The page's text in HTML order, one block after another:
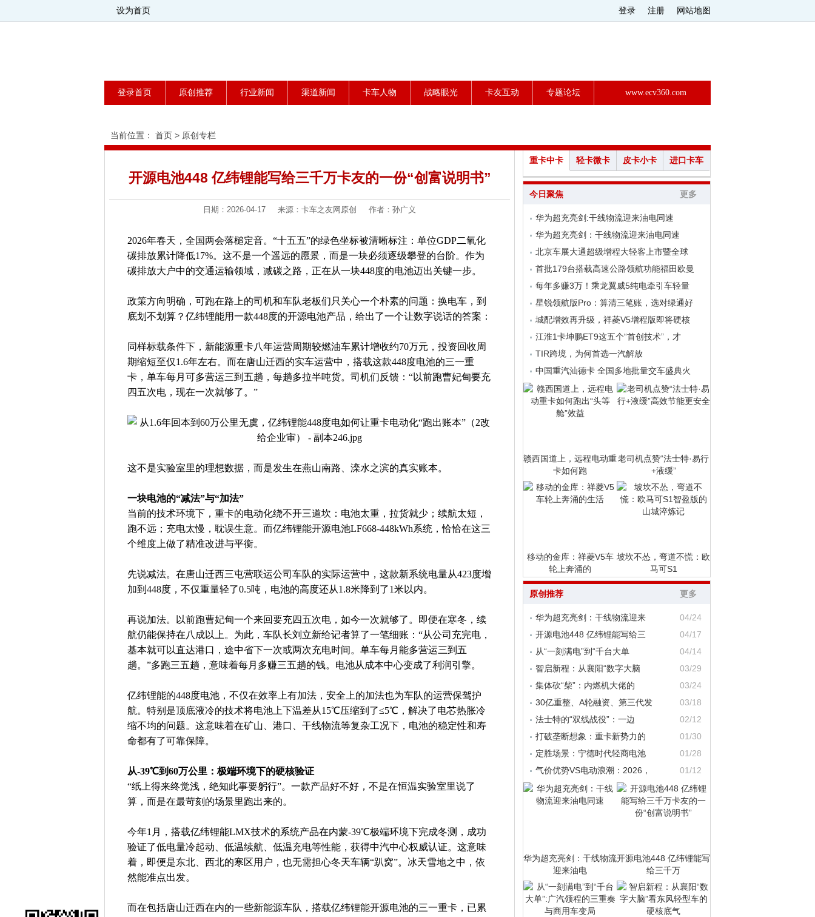
设为首页 登录 注册 网站地图
登录首页 原创推荐 行业新闻 渠道新闻 卡车人物 战略眼光 卡友互动 专题论坛 www.ecv360.com
当前位置： 首页 > 原创专栏
开源电池448 亿纬锂能写给三千万卡友的一份“创富说明书”
日期：2026-04-17 来源：卡车之友网原创 作者：孙广义
2026年春天，全国两会落槌定音。“十五五”的绿色坐标被清晰标注：单位GDP二氧化
碳排放累计降低17%。这不是一个遥远的愿景，而是一块必须逐级攀登的台阶。作为
碳排放大户中的交通运输领域，减碳之路，正在从一块448度的电池迈出关键一步。
政策方向明确，可跑在路上的司机和车队老板们只关心一个朴素的问题：换电车，到
底划不划算？亿纬锂能用一款448度的开源电池产品，给出了一个让数字说话的答案：
同样标载条件下，新能源重卡八年运营周期较燃油车累计增收约70万元，投资回收周
期缩短至仅1.6年左右。而在唐山迁西的实车运营中，搭载这款448度电池的三一重
卡，单车每月可多营运三到五趟，每趟多拉半吨货。司机们反馈：“以前跑曹妃甸要充
四五次电，现在一次就够了。”
这不是实验室里的理想数据，而是发生在燕山南路、滦水之滨的真实账本。
一块电池的“减法”与“加法”
当前的技术环境下，重卡的电动化绕不开三道坎：电池太重，拉货就少；续航太短，
跑不远；充电太慢，耽误生意。而亿纬锂能开源电池LF668-448kWh系统，恰恰在这三
个维度上做了精准改进与平衡。
先说减法。在唐山迁西三屯营联运公司车队的实际运营中，这款新系统电量从423度增
加到448度，不仅重量轻了0.5吨，电池的高度还从1.8米降到了1米以内。
再说加法。以前跑曹妃甸一个来回要充四五次电，如今一次就够了。即便在寒冬，续
航仍能保持在八成以上。为此，车队长刘立新给记者算了一笔细账：“从公司充完电，
基本就可以直达港口，途中省下一次或两次充电时间。单车每月能多营运三到五
趟。”多跑三五趟，意味着每月多赚三五趟的钱。电池从成本中心变成了利润引擎。
亿纬锂能的448度电池，不仅在效率上有加法，安全上的加法也为车队的运营保驾护
航。特别是顶底液冷的技术将电池上下温差从15℃压缩到了≤5℃，解决了电芯热胀冷
缩不均的问题。这意味着在矿山、港口、干线物流等复杂工况下，电池的稳定性和寿
命都有了可靠保障。
从-39℃到60万公里：极端环境下的硬核验证
“纸上得来终觉浅，绝知此事要躬行”。一款产品好不好，不是在恒温实验室里说了
算，而是在最苛刻的场景里跑出来的。
今年1月，搭载亿纬锂能LMX技术的系统产品在内蒙-39℃极端环境下完成冬测，成功
验证了低电量冷起动、低温续航、低温充电等性能，获得中汽中心权威认证。这意味
着，即便是东北、西北的寒区用户，也无需担心冬天车辆“趴窝”。冰天雪地之中，依
然能准点出发。
而在包括唐山迁西在内的一些新能源车队，搭载亿纬锂能开源电池的三一重卡，已累
重卡中卡 轻卡微卡 皮卡小卡 进口卡车
今日聚焦 更多
华为超充亮剑:干线物流迎来油电同速
华为超充亮剑：干线物流迎来油电同速
北京车展大通超级增程大轻客上市暨全球
首批179台搭载高速公路领航功能福田欧曼
每年多赚3万！乘龙翼威5纯电牵引车轻量
星锐领航版Pro：算清三笔账，选对绿通好
城配增效再升级，祥菱V5增程版即将硬核
江淮1卡坤鹏ET9这五个“首创技术”，才
TIR跨境，为何首选一汽解放
中国重汽汕德卡 全国多地批量交车盛典火
赣西国道上，远程电动重
卡如何跑
老司机点赞“法士特·易行
+液缓”
移动的金库：祥菱V5车
轮上奔涌的
坡坎不怂，弯道不慌：欧
马可S1
原创推荐 更多
华为超充亮剑：干线物流迎来
04/24
开源电池448 亿纬锂能写给三
04/17
从“一刻满电”到“千台大单
04/14
智启新程：从襄阳“数字大脑
03/29
集体砍“柴”：内燃机大佬的
03/24
30亿重整、A轮融资、第三代发
03/18
法士特的“双线战役”：一边
02/12
打破垄断想象：重卡新势力的
01/30
定胜场景：宁德时代轻商电池
01/28
气价优势VS电动浪潮：2026，
01/12
华为超充亮剑：干线物流
迎来油电
开源电池448 亿纬锂能写
给三千万